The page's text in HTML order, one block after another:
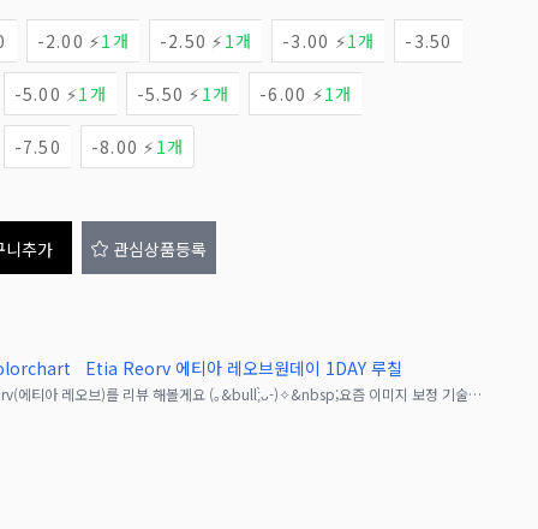
-2.00 ⚡1개 -2.50 ⚡ 1개 -3.00 ⚡1개 -3.50
-5.00 ⚡1개 -5.50 ⚡ 1개 -6.00 ⚡1개
-7.50 -8.00 ⚡ 1개
니추가 관심상품등록
Etia Reorv 에티아 레오브원데이 1DAY 루칠
꿈을 이루게 해주는 에티아 시리즈 Etia.Reorv(에티아 레오브)를 리뷰 해볼게요 (｡&bull;̀ᴗ-)✧&nbsp;요즘 이미지 보정 기술이 빠르게 발전하면서, 굳이 보정하지